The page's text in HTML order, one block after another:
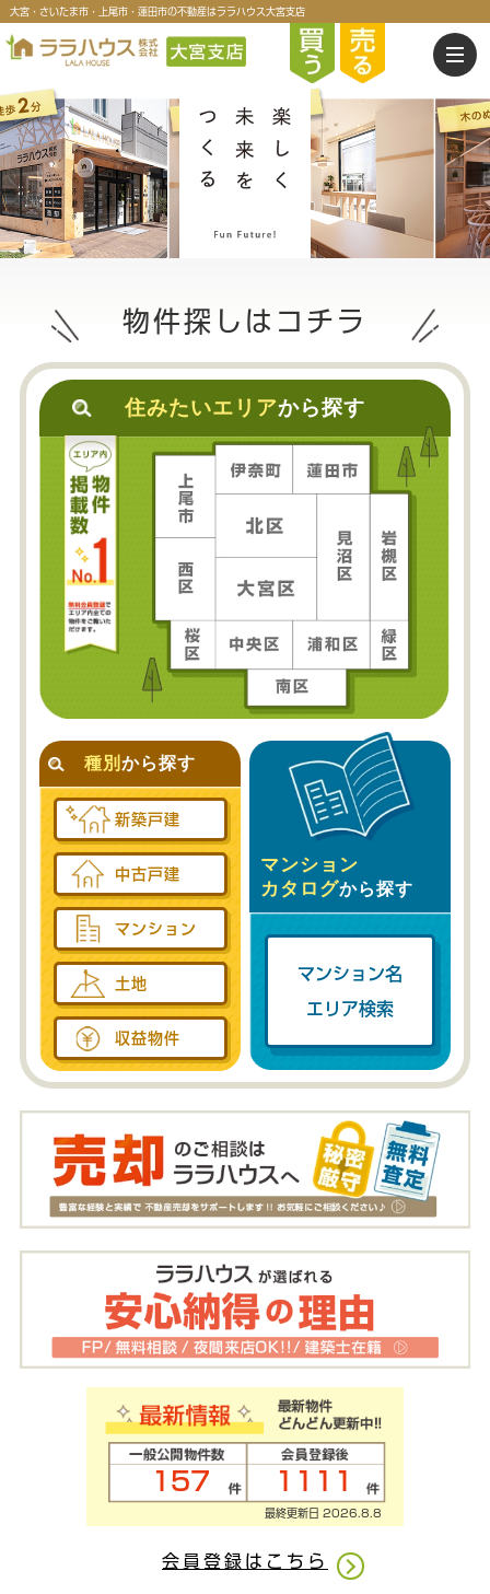
大宮・さいたま市・上尾市・蓮田市の不動産はララハウス大宮支店
物件探しはコチラ
住みたいエリアから探す
種別から探す
新築戸建
中古戸建
マンション
土地
収益物件
マンション
カタログから探す
マンション名
エリア検索
157 1111
最終更新日 2026.8.8
会員登録はこちら